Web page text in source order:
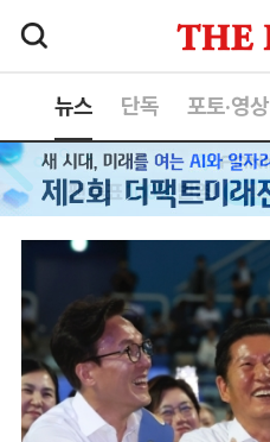
뉴스 단독 포토·영상